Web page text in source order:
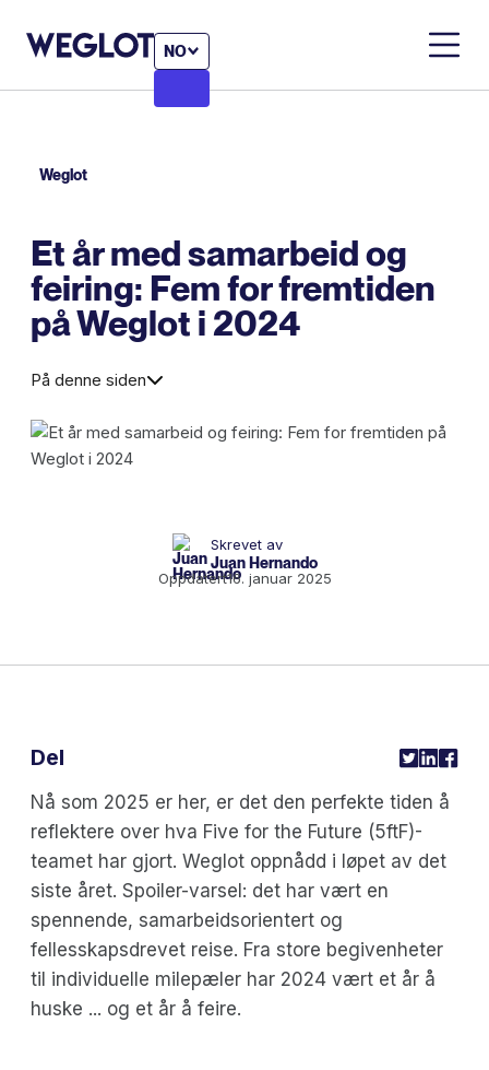
NO
Weglot
Et år med samarbeid og
feiring: Fem for fremtiden
på Weglot i 2024
På denne siden
Skrevet av
Juan Hernando
Oppdatert16. januar 2025
Nå som 2025 er her, er det den perfekte tiden å
reflektere over hva Five for the Future (5ftF)-
teamet har gjort. Weglot oppnådd i løpet av det
siste året. Spoiler-varsel: det har vært en
spennende, samarbeidsorientert og
fellesskapsdrevet reise. Fra store begivenheter
til individuelle milepæler har 2024 vært et år å
huske ... og et år å feire.
Del